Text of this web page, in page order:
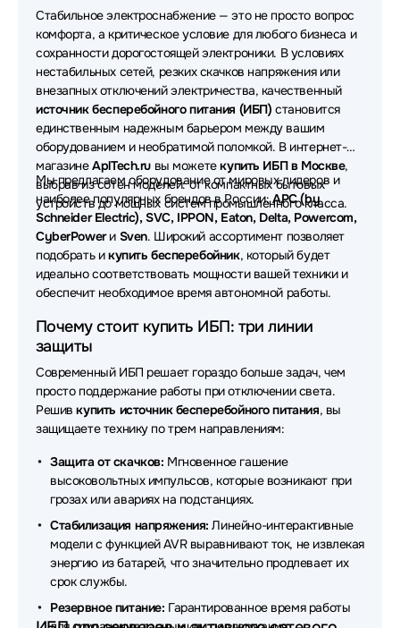
Источники бесперебойного питания (ИБП - UPS)
CyberPower
Источники бесперебойного питания (ИБП - UPS)
Powerman
Источники бесперебойного питания (ИБП - UPS)
SVC
Источники бесперебойного питания (ИБП - UPS)
Импульс
Источники бесперебойного питания (ИБП - UPS)
Tuncmatik
Источники бесперебойного питания (ИБП - UPS)
Systeme Electric
Источники бесперебойного питания (ИБП - UPS)
Источники бесперебойного питания (ИБП - UPS)
Delta
Штиль
Источники бесперебойного питания (ИБП - UPS)
Источники бесперебойного питания (ИБП - UPS)
БАСТИОН
Источники бесперебойного питания (ИБП - UPS)
Legrand
Стабильное электроснабжение — это не просто вопрос
комфорта, а критическое условие для любого бизнеса и
сохранности дорогостоящей электроники. В условиях
нестабильных сетей, резких скачков напряжения или
внезапных отключений электричества, качественный
источник бесперебойного питания (ИБП) становится
единственным надежным барьером между вашим
оборудованием и необратимой поломкой. В интернет-
магазинеAplTech.ru вы можетекупить ИБП в Москве,
выбрав из сотен моделей: от компактных бытовых
устройств до мощных систем промышленного класса.
Мы предлагаем оборудование от мировых лидеров и
наиболее популярных брендов в России:APC (by
Schneider Electric), SVC, IPPON, Eaton, Delta, Powercom,
CyberPowerи Sven. Широкий ассортимент позволяет
подобрать икупить бесперебойник, который будет
идеально соответствовать мощности вашей техники и
обеспечит необходимое время автономной работы.
Почему стоит купить ИБП: три линии
защиты
Современный ИБП решает гораздо больше задач, чем
просто поддержание работы при отключении света.
Решивкупить источник бесперебойного питания, вы
защищаете технику по трем направлениям:
Защита от скачков: Мгновенное гашение
высоковольтных импульсов, которые возникают при
грозах или авариях на подстанциях.
Стабилизация напряжения: Линейно-интерактивные
модели с функцией AVR выравнивают ток, не извлекая
энергию из батарей, что значительно продлевает их
срок службы.
Резервное питание: Гарантированное время работы